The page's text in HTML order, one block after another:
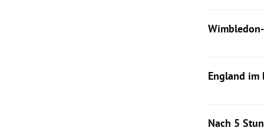
Wimbledon -
Linda
England im
Nach 5